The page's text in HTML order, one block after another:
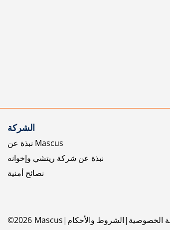
الشركة
نبذة عن Mascus
نبذة عن شركة ريتشي وإخوانه
نصائح أمنية
©2026 Mascus الشروط والأحكام الخصوصية